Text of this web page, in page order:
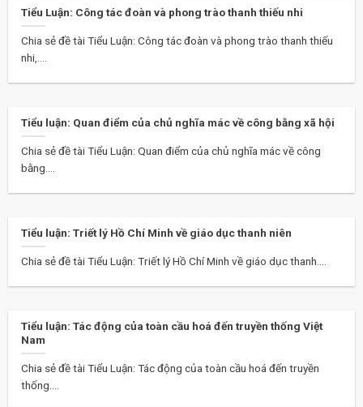
Tiểu Luận: Công tác đoàn và phong trào thanh thiếu nhi
Chia sẻ đề tài Tiểu Luận: Công tác đoàn và phong trào thanh thiếu
nhi,....
Tiểu luận: Quan điểm của chủ nghĩa mác về công bằng xã hội
Chia sẻ đề tài Tiểu Luận: Quan điểm của chủ nghĩa mác về công
bằng....
Tiểu luận: Triết lý Hồ Chí Minh về giáo dục thanh niên
Chia sẻ đề tài Tiểu Luận: Triết lý Hồ Chí Minh về giáo dục thanh....
Tiểu luận: Tác động của toàn cầu hoá đến truyền thống Việt
Nam
Chia sẻ đề tài Tiểu Luận: Tác động của toàn cầu hoá đến truyền
thống....